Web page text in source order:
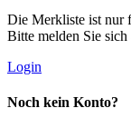
Die Merkliste ist nur
Bitte melden Sie sich
Login
Noch kein Konto?